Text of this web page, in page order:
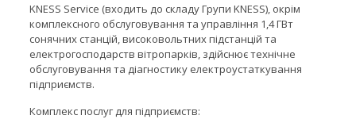
KNESS Service (входить до складу Групи KNESS), окрім
комплексного обслуговування та управління 1,4 ГВт
сонячних станцій, високовольтних підстанцій та
електрогосподарств вітропарків, здійснює технічне
обслуговування та діагностику електроустаткування
підприємств.
Комплекс послуг для підприємств: